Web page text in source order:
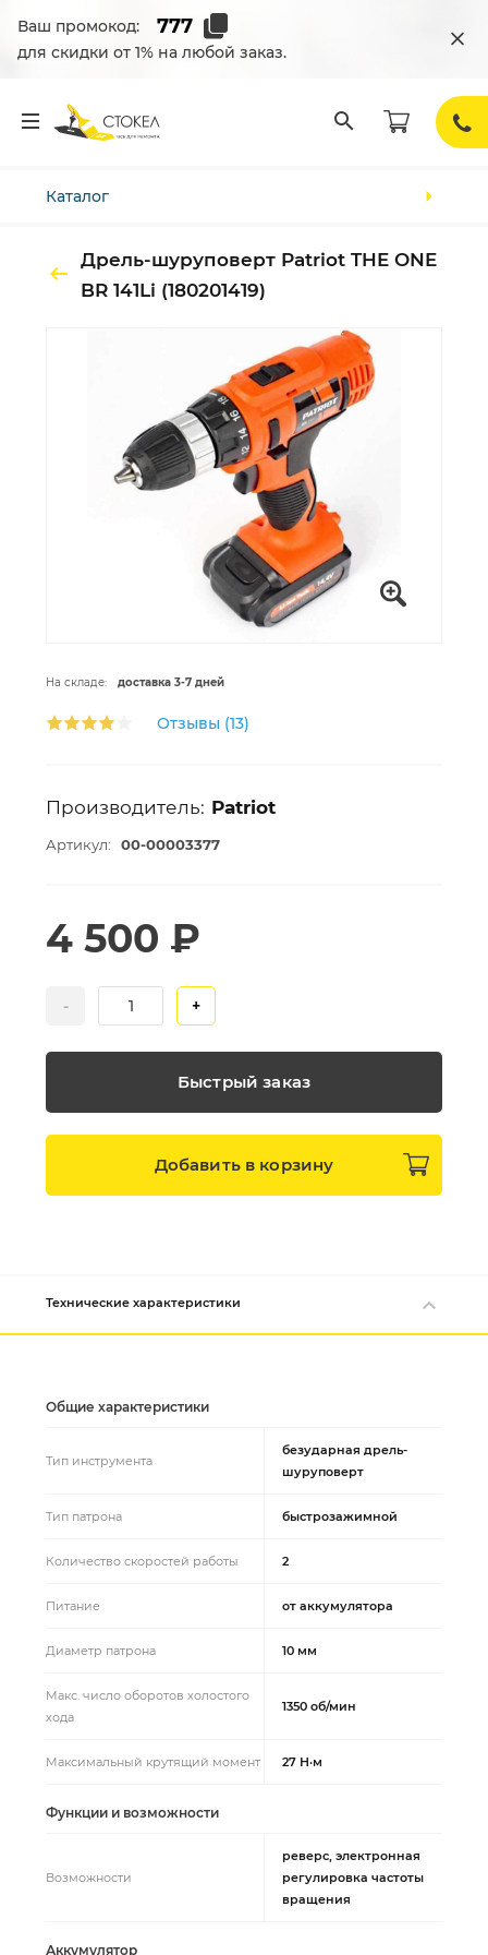
Ваш промокод:
для скидки от 1% на любой заказ.
Каталог
Дрель-шуруповерт Patriot THE ONE
BR 141Li (180201419)
На складе: доставка 3-7 дней
Отзывы (13)
Производитель: Patriot
Артикул: 00-00003377
- +
4 500 ₽
Быстрый заказ
Добавить в корзину
Технические характеристики
Общие характеристики
Тип инструмента
безударная дрель-
шуруповерт
Тип патрона быстрозажимной
Количество скоростей работы 2
Питание от аккумулятора
Диаметр патрона 10 мм
Макс. число оборотов холостого
хода
1350 об/мин
Максимальный крутящий момент 27 Н·м
Функции и возможности
Возможности
реверс, электронная
регулировка частоты
вращения
Аккумулятор